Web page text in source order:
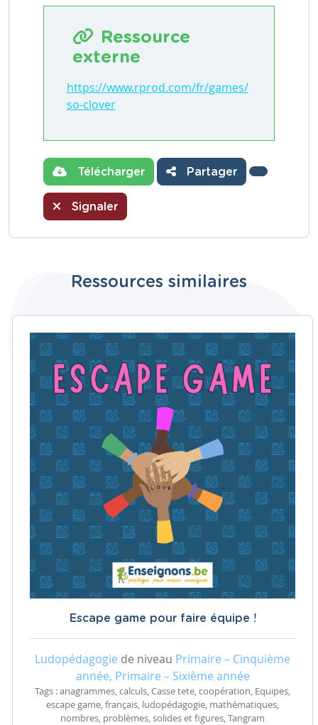
Ressource
externe
https://www.rprod.com/fr/games/
so-clover
Télécharger Partager
Signaler
Ressources similaires
Escape game pour faire équipe !
Ludopédagogie de niveau Primaire – Cinquième
année, Primaire – Sixième année
Tags : anagrammes, calculs, Casse tete, coopération, Equipes,
escape game, français, ludopédagogie, mathématiques,
nombres, problèmes, solides et figures, Tangram